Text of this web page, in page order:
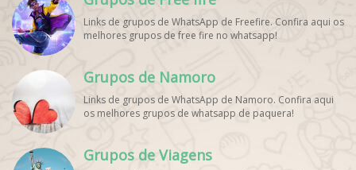
Links de grupos de WhatsApp de Freefire. Confira aqui os
melhores grupos de free fire no whatsapp!
Grupos de Namoro
Links de grupos de WhatsApp de Namoro. Confira aqui
os melhores grupos de whatsapp de paquera!
Grupos de Viagens